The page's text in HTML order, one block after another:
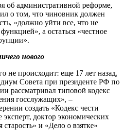
об административной реформе,
о том, что чиновник должен
«должно уйти все, что не
а остаться «честное
нового
не происходит: еще 17 лет назад,
Совета при президенте РФ по
рассматривал типовой кодекс
госслужащих», –
создать «Кодекс чести
доктор экономических
и «Дело о взятке»